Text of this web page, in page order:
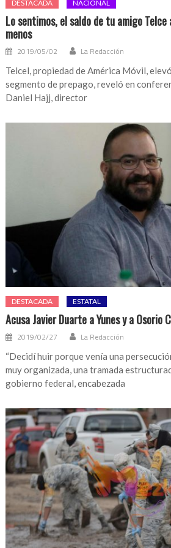
DESTACADA NACIONAL
Lo sentimos, el saldo de tu amigo
menos
2019/05/02 La Redacción
Telcel, propiedad de América Móvil,
segmento de prepago, reveló en
Daniel Hajj, director
DESTACADA ESTATAL
Acusa Javier Duarte a Yunes y a Osorio
2019/02/27 La Redacción
“Decidí huir porque venía una
muy organizada, una tramada
gobierno federal, encabezada